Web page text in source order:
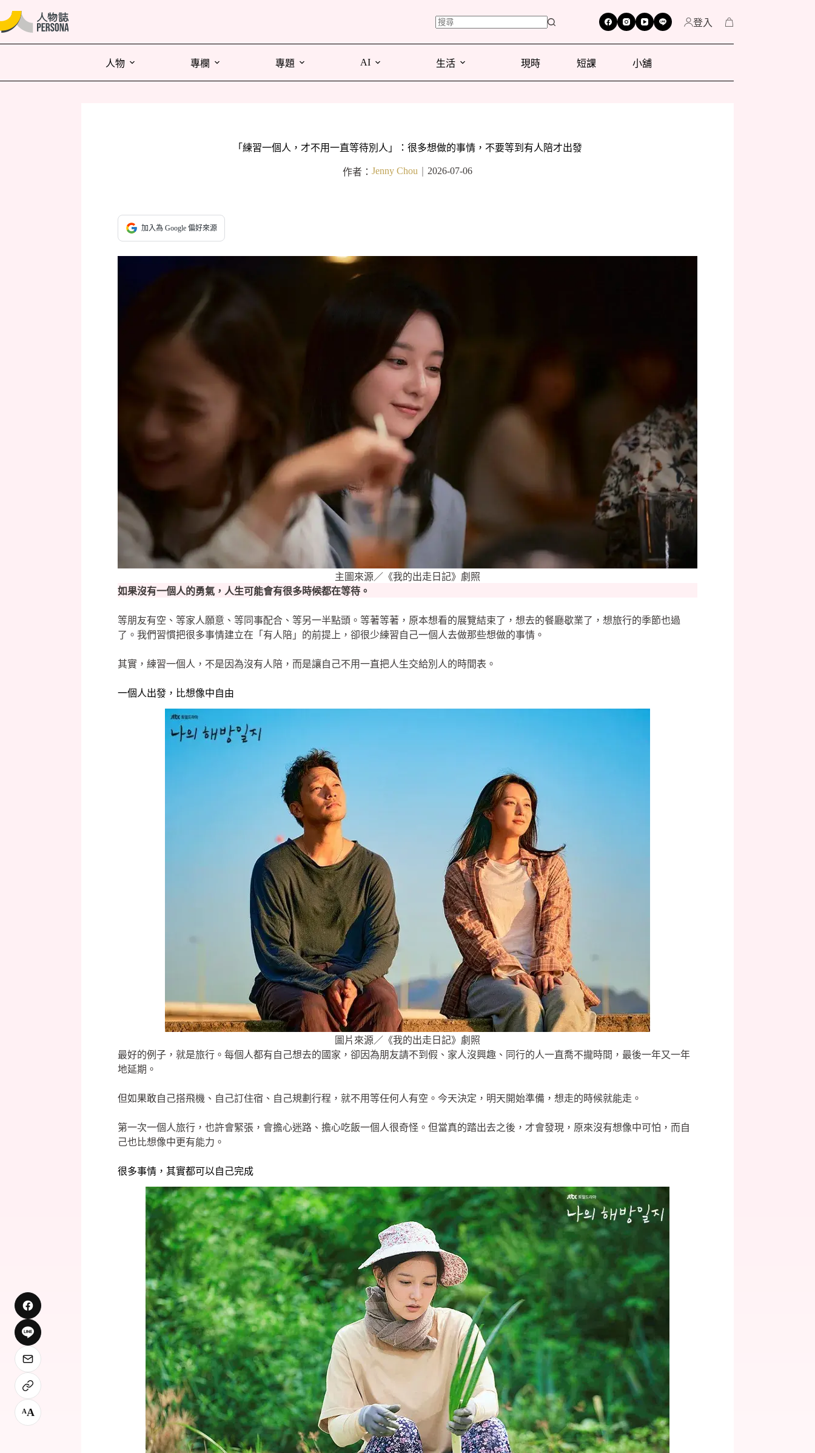
登入
人物 專欄 專題 AI 生活 現時 短課 小舖
「練習一個人，才不用一直等待別人」：很多想做的事情，不要等到有人陪才出發
作者： Jenny Chou 2026-07-06
加入為 Google 偏好來源
主圖來源／《我的出走日記》劇照
如果沒有一個人的勇氣，人生可能會有很多時候都在等待。
等朋友有空、等家人願意、等同事配合、等另一半點頭。等著等著，原本想看的展覽結束了，想去的餐廳歇業了，想旅行的季節也過
了。我們習慣把很多事情建立在「有人陪」的前提上，卻很少練習自己一個人去做那些想做的事情。
其實，練習一個人，不是因為沒有人陪，而是讓自己不用一直把人生交給別人的時間表。
一個人出發，比想像中自由
圖片來源／《我的出走日記》劇照
最好的例子，就是旅行。每個人都有自己想去的國家，卻因為朋友請不到假、家人沒興趣、同行的人一直喬不攏時間，最後一年又一年
地延期。
但如果敢自己搭飛機、自己訂住宿、自己規劃行程，就不用等任何人有空。今天決定，明天開始準備，想走的時候就能走。
第一次一個人旅行，也許會緊張，會擔心迷路、擔心吃飯一個人很奇怪。但當真的踏出去之後，才會發現，原來沒有想像中可怕，而自
己也比想像中更有能力。
很多事情，其實都可以自己完成
AA